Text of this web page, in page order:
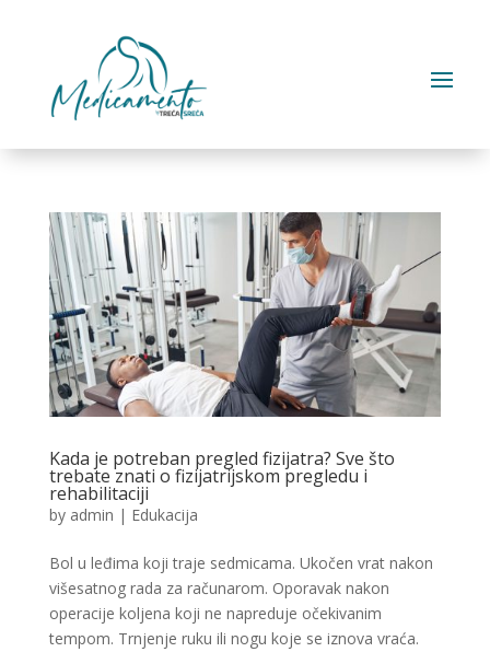
Kada je potreban pregled fizijatra? Sve što
trebate znati o fizijatrijskom pregledu i
rehabilitaciji
by admin | Edukacija
Bol u leđima koji traje sedmicama. Ukočen vrat nakon
višesatnog rada za računarom. Oporavak nakon
operacije koljena koji ne napreduje očekivanim
tempom. Trnjenje ruku ili nogu koje se iznova vraća.